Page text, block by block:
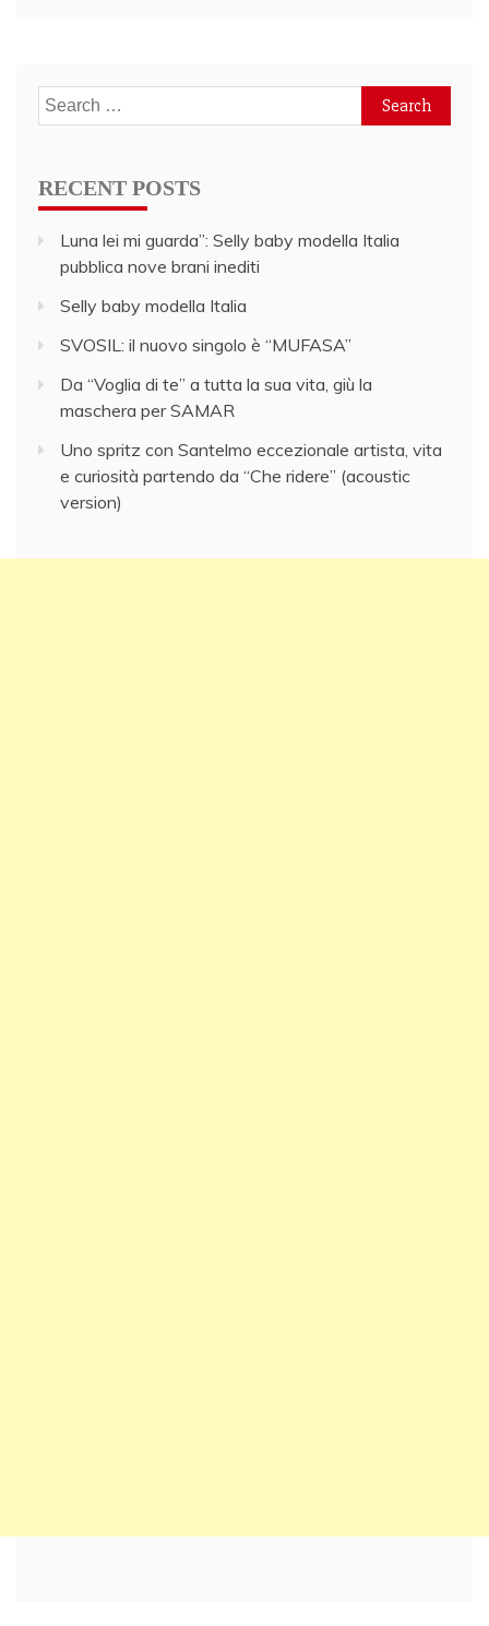
Search
for:
RECENT POSTS
Luna lei mi guarda”: Selly baby modella Italia
pubblica nove brani inediti
Selly baby modella Italia
SVOSIL: il nuovo singolo è “MUFASA”
Da “Voglia di te” a tutta la sua vita, giù la
maschera per SAMAR
Uno spritz con Santelmo eccezionale artista, vita
e curiosità partendo da “Che ridere” (acoustic
version)